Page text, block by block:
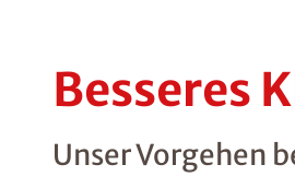
Besseres
Unser Vorgehen